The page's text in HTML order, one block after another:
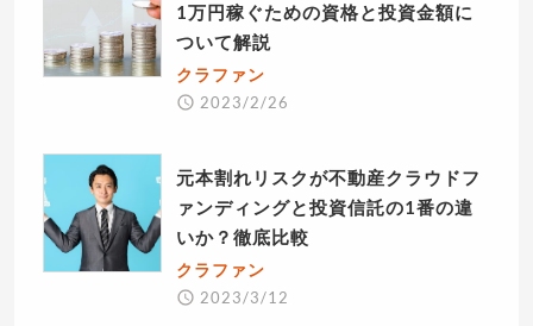
1万円稼ぐための資格と投資金額に
ついて解説
クラファン
2023/2/26
元本割れリスクが不動産クラウドフ
ァンディングと投資信託の1番の違
いか？徹底比較
クラファン
2023/3/12